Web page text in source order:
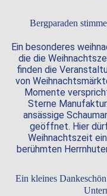
Bergparaden
Ein besonderes
die die
finden die
von
Momente
Sterne
ansässige
geöffnet. Hier
Weihnachtszeit
berühmten
Ein kleines